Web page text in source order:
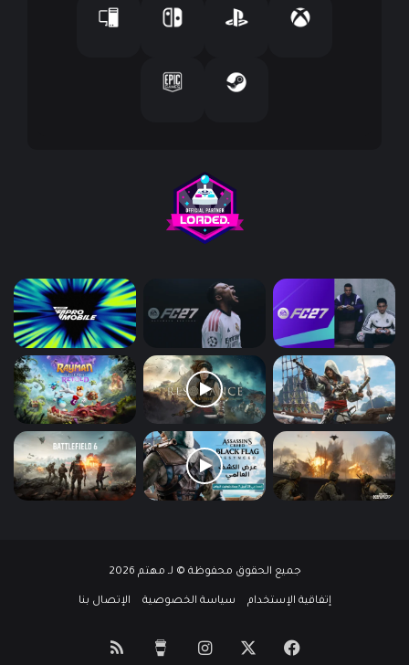
جميع الحقوق محفوظة © لـ مهتم 2026
إتفاقية الإستخدام سياسة الخصوصية الإتصال بنا
فيسبوك انستقرام